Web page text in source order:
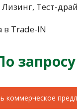
Тест-
в Trade-IN
запросу
коммерческое